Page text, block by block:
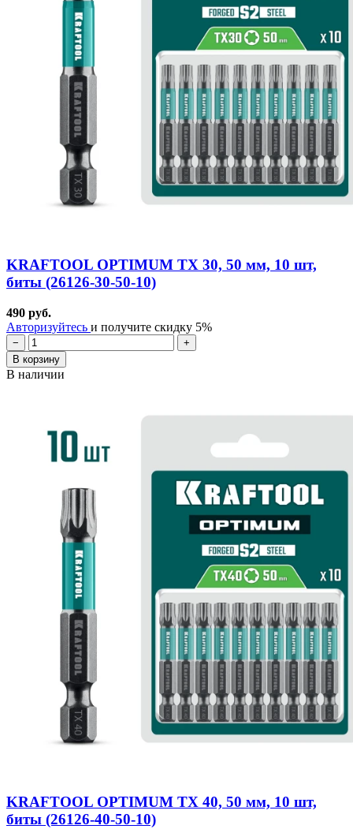
KRAFTOOL OPTIMUM TX 30, 50 мм, 10 шт,
биты (26126-30-50-10)
490 руб.
Авторизуйтесь и получите скидку 5%
−
+
В корзину
В наличии
KRAFTOOL OPTIMUM TX 40, 50 мм, 10 шт,
биты (26126-40-50-10)